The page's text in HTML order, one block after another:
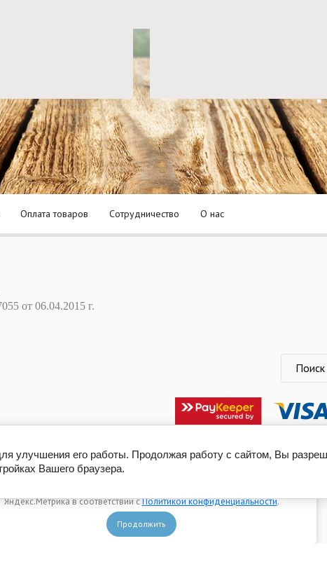
Оплата товаров Сотрудничество О нас
от 06.04.2015 г.
сайт использует файлы cookie, метаданные и сервис веб-аналитики
Яндекс.Метрика. Продолжая просматривать его, вы соглашаетесь на
Яндекс.Метрика в соответствии сПолитикой конфиденциальности.
Продолжить
улучшения его работы. Продолжая работу с сайтом, Вы
Вашего браузера.